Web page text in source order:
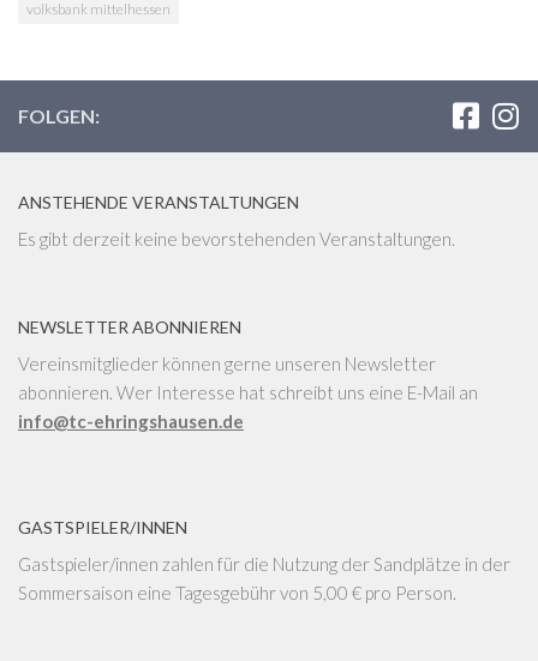
volksbank mittelhessen
FOLGEN:
ANSTEHENDE VERANSTALTUNGEN
Es gibt derzeit keine bevorstehenden Veranstaltungen.
NEWSLETTER ABONNIEREN
Vereinsmitglieder können gerne unseren Newsletter
abonnieren. Wer Interesse hat schreibt uns eine E-Mail an
info@tc-ehringshausen.de
GASTSPIELER/INNEN
Gastspieler/innen zahlen für die Nutzung der Sandplätze in der
Sommersaison eine Tagesgebühr von 5,00 € pro Person.